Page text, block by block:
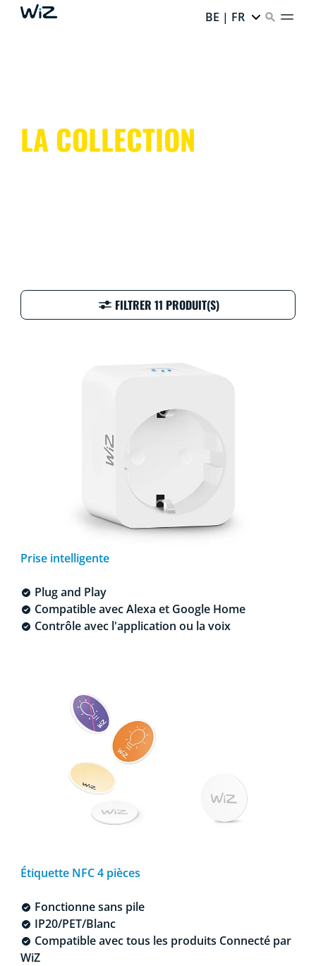
BE | FR
LA COLLECTION
FILTRER 11 PRODUIT(S)
Prise intelligente
Plug and Play
Compatible avec Alexa et Google Home
Contrôle avec l'application ou la voix
Étiquette NFC 4 pièces
Fonctionne sans pile
IP20/PET/Blanc
Compatible avec tous les produits Connecté par
WiZ